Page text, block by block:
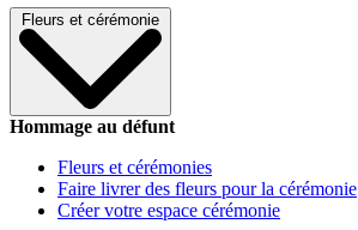
Fleurs et cérémonie
Hommage au défunt
Fleurs et cérémonies
Faire livrer des fleurs pour la cérémonie
Créer votre espace cérémonie